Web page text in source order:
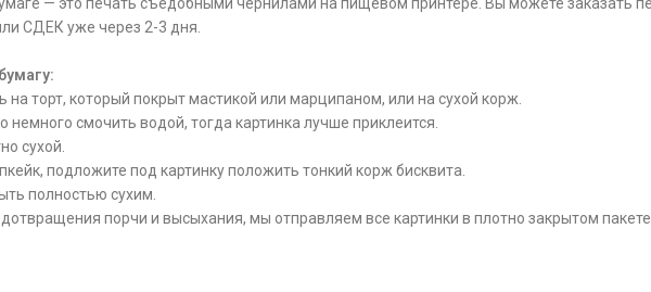
СДЕК уже через 2-3 дня.
торт, который покрыт мастикой или марципаном, или на сухой корж.
смочить водой, тогда картинка лучше приклеится.
сухой.
подложите под картинку положить тонкий корж бисквита.
полностью сухим.
порчи и высыхания, мы отправляем все картинки в плотно закрытом